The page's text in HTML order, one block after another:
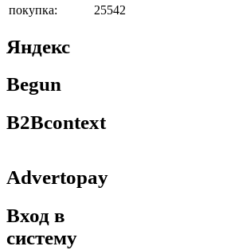
покупка:
25542
Яндекс
Begun
B2Bcontext
Advertopay
Вход в
систему